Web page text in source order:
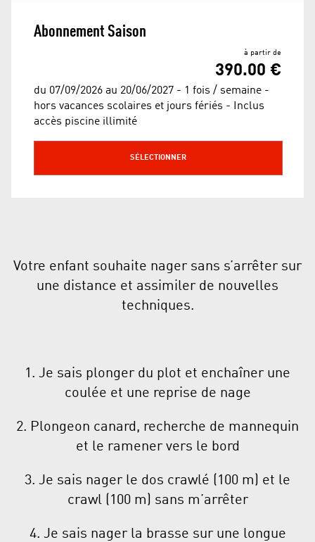
Abonnement Saison
à partir de
390.00 €
du 07/09/2026 au 20/06/2027 - 1 fois / semaine -
hors vacances scolaires et jours fériés - Inclus
accès piscine illimité
SÉLECTIONNER
Votre enfant souhaite nager sans s’arrêter sur
une distance et assimiler de nouvelles
techniques.
1. Je sais plonger du plot et enchaîner une
coulée et une reprise de nage
2. Plongeon canard, recherche de mannequin
et le ramener vers le bord
3. Je sais nager le dos crawlé (100 m) et le
crawl (100 m) sans m’arrêter
4. Je sais nager la brasse sur une longue